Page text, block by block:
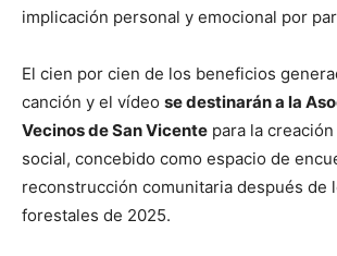
implicación personal y emocional por
El cien por cien de los beneficios
canción y el vídeo se destinarán a la
Vecinos de San Vicente para la
social, concebido como espacio de
reconstrucción comunitaria después de
forestales de 2025.